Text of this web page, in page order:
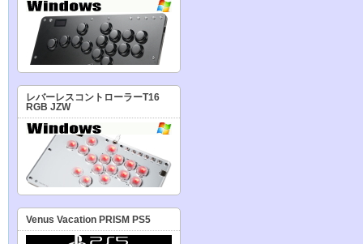
レバーレスコントローラーT16
RGB JZW
Venus Vacation PRISM PS5